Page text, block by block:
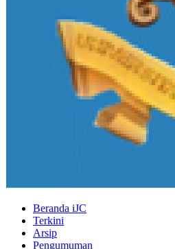
Beranda iJC
Terkini
Arsip
Pengumuman